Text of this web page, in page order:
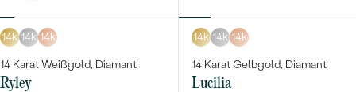
14k 14k 14k
14 Karat Weißgold, Diamant
Ryley
14k 14k 14k
14 Karat Gelbgold, Diamant
Lucilia